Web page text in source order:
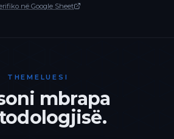
në Google Sheet
THEMELUESI
mbrapa